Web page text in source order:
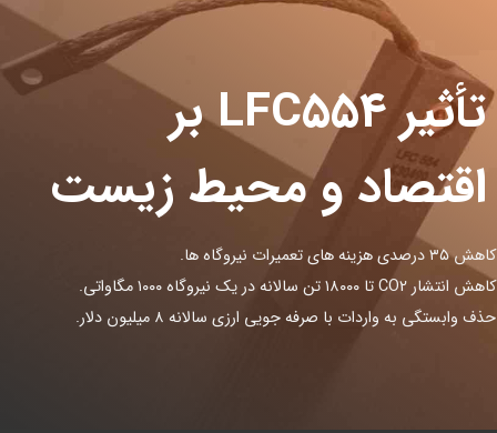
تأثیر LFC۵۵۴ بر
اقتصاد و محیط زیست
کاهش ۳۵ درصدی هزینه های تعمیرات نیروگاه ها.
کاهش انتشار CO2 تا ۱۸۰۰۰ تن سالانه در یک نیروگاه ۱۰۰۰ مگاواتی.
حذف وابستگی به واردات با صرفه جویی ارزی سالانه ۸ میلیون دلار.